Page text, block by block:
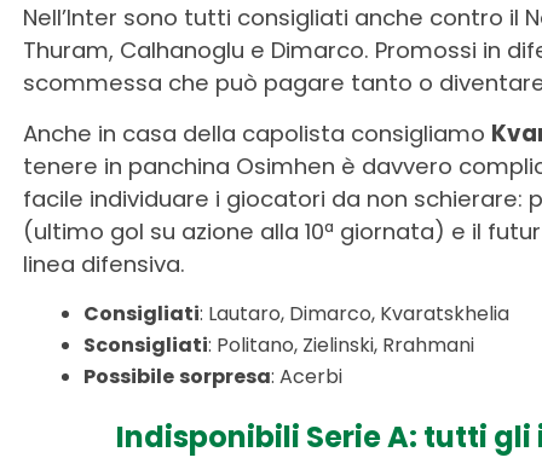
Nell’Inter sono tutti consigliati anche contro il
Thuram, Calhanoglu e Dimarco. Promossi in
scommessa che può pagare tanto o
Anche in casa della capolista consigliamo
tenere in panchina Osimhen è davvero
facile individuare i giocatori da non schierare:
(ultimo gol su azione alla 10ª giornata) e il
linea difensiva.
Consigliati: Lautaro, Dimarco, Kvaratskhelia
Sconsigliati: Politano, Zielinski, Rrahmani
Possibile sorpresa: Acerbi
Indisponibili Serie A: tutti